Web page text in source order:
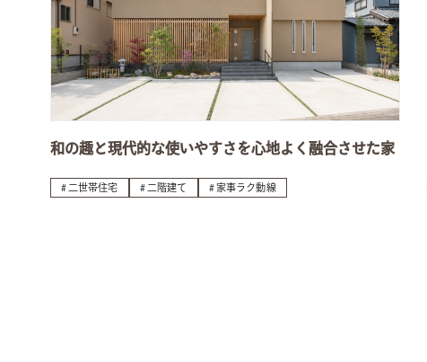
和の趣と現代的な使いやすさを心地よく融合させた家
二世帯住宅 二階建て 家事ラク動線